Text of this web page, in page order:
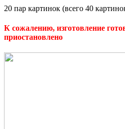
20 пар картинок (всего 40
К сожалению, изготовление
приостановлено